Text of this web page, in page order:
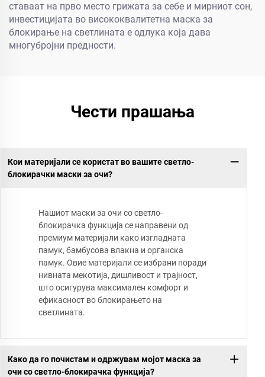
ставаат на прво место грижата за себе и мирниот сон,
инвестицијата во висококвалитетна маска за
блокирање на светлината е одлука која дава
многубројни предности.
Чести прашања
Кои материјали се користат во вашите светло-
блокирачки маски за очи?
Нашиот маски за очи со светло-
блокирачка функција се направени од
премиум материјали како изгладната
памук, бамбусова влакна и органска
памук. Овие материјали се избрани поради
нивната мекотија, дишливост и трајност,
што осигурува максимален комфорт и
ефикасност во блокирањето на
светлината.
Како да го почистам и одржувам мојот маска за
очи со светло-блокирачка функција?